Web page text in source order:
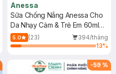
Anessa
Sữa Chống Nắng Anessa Cho
Da Nhạy Cảm & Trẻ Em 60ml
(Mới)
5.0 (23)
394/tháng
13%
-59 %